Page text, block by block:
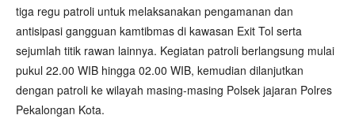
tiga regu patroli untuk melaksanakan pengamanan dan
antisipasi gangguan kamtibmas di kawasan Exit Tol serta
sejumlah titik rawan lainnya. Kegiatan patroli berlangsung mulai
pukul 22.00 WIB hingga 02.00 WIB, kemudian dilanjutkan
dengan patroli ke wilayah masing-masing Polsek jajaran Polres
Pekalongan Kota.